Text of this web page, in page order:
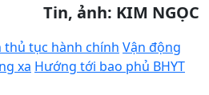
Tin, ảnh: KIM NGỌC
thủ tục hành chính Vận động
xa Hướng tới bao phủ BHYT